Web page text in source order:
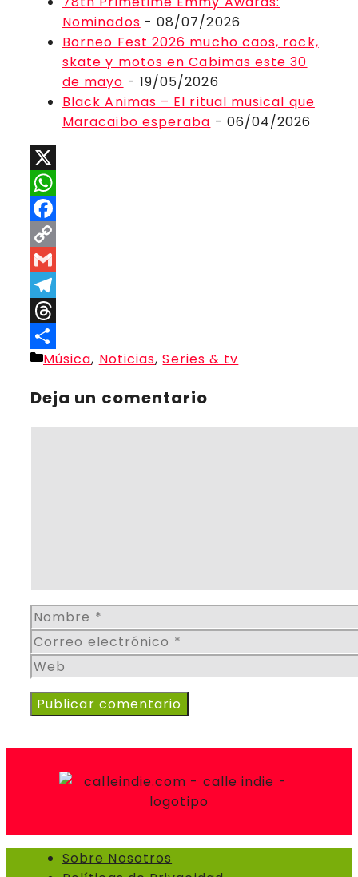
Nominados - 08/07/2026
Borneo Fest 2026 mucho caos, rock,
skate y motos en Cabimas este 30
de mayo - 19/05/2026
Black Animas – El ritual musical que
Maracaibo esperaba - 06/04/2026
X
WhatsApp
Facebook
Copy
Link
Gmail
Telegram
Threads
Compartir
Categorías
Música, Noticias,Series & tv
Deja un comentario
Nombre
Correo
electrónico
Web
Sobre Nosotros